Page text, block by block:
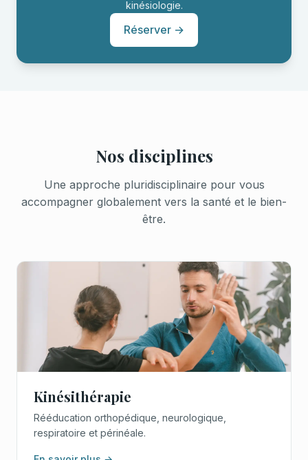
kinésiologie.
Réserver →
Nos disciplines
Une approche pluridisciplinaire pour vous
accompagner globalement vers la santé et le bien-
être.
Kinésithérapie
Rééducation orthopédique, neurologique,
respiratoire et périnéale.